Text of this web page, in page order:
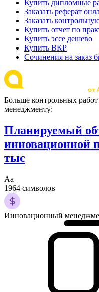
Купить дипломные
Заказать реферат
Заказать
Купить отчет по
Купить эссе дешево
Купить ВКР
Сочинения на заказ
Больше контрольных
менеджменту:
Планируемый
инновационной
тыс
Аа
1964 символов
Инновационный